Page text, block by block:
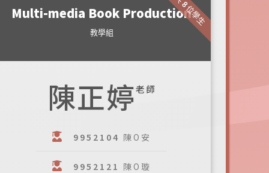
Multi-media Book Production
教學組
陳正婷老師
9952104 陳O安
9952121 陳O璇
共 8 位學生